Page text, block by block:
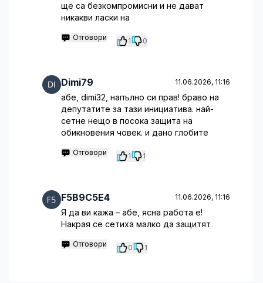
ще са безкомпромисни и не дават
никакви ласки на
Отговори 1 0
Dimi79 11.06.2026, 11:16
абе, dimi32, напълно си прав! браво на
депутатите за тази инициатива. най-
сетне нещо в посока защита на
обикновения човек. и дано глобите
Отговори 1 1
F5B9C5E4 11.06.2026, 11:16
Я да ви кажа – абе, ясна работа е!
Накрая се сетиха малко да защитят
Отговори 0 1